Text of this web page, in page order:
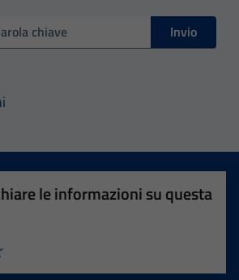
Invio
le informazioni su questa
5 stelle su 5
stelle su 5
su 5
5
as well as
these
cookies,
some